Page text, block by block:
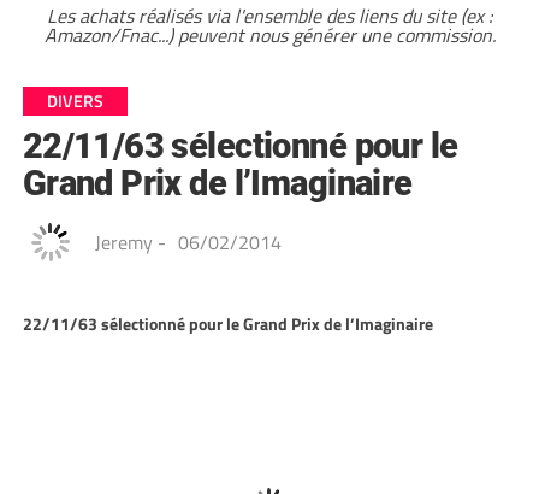
Les achats réalisés via l'ensemble des liens du site (ex :
Amazon/Fnac...) peuvent nous générer une commission.
DIVERS
22/11/63 sélectionné pour le
Grand Prix de l’Imaginaire
Jeremy - 06/02/2014
22/11/63 sélectionné pour le Grand Prix de l’Imaginaire